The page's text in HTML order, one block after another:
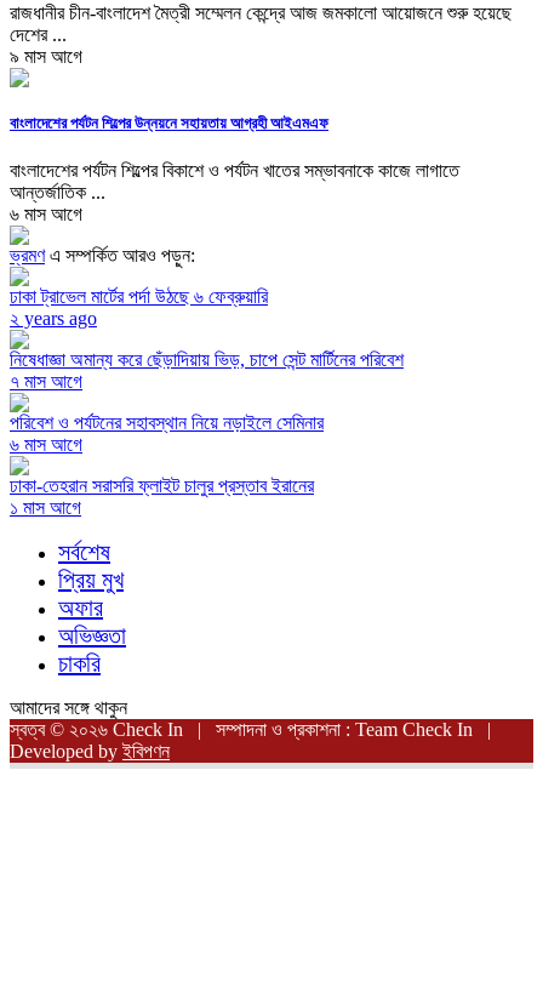
রাজধানীর চীন-বাংলাদেশ মৈত্রী সম্মেলন কেন্দ্রে আজ জমকালো আয়োজনে শুরু হয়েছে
দেশের ...
৯ মাস আগে
বাংলাদেশের পর্যটন শিল্পের উন্নয়নে সহায়তায় আগ্রহী আইএমএফ
বাংলাদেশের পর্যটন শিল্পের বিকাশে ও পর্যটন খাতের সম্ভাবনাকে কাজে লাগাতে
আন্তর্জাতিক ...
৬ মাস আগে
ভ্রমণএ সম্পর্কিত আরও পড়ুন:
ঢাকা ট্রাভেল মার্টের পর্দা উঠছে ৬ ফেব্রুয়ারি
২ years ago
নিষেধাজ্ঞা অমান্য করে ছেঁড়াদিয়ায় ভিড়, চাপে সেন্ট মার্টিনের পরিবেশ
৭ মাস আগে
পরিবেশ ও পর্যটনের সহাবস্থান নিয়ে নড়াইলে সেমিনার
৬ মাস আগে
ঢাকা-তেহরান সরাসরি ফ্লাইট চালুর প্রস্তাব ইরানের
১ মাস আগে
সর্বশেষ
প্রিয় মুখ
অফার
অভিজ্ঞতা
চাকরি
আমাদের সঙ্গে থাকুন
স্বত্ব © ২০২৬ Check In | সম্পাদনা ও প্রকাশনা : Team Check In |
Developed byইবিপণন